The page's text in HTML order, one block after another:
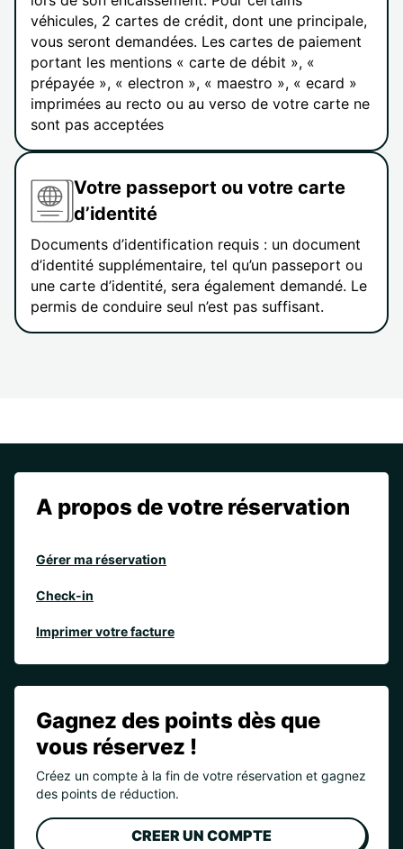
véhicules, 2 cartes de crédit, dont une principale,
vous seront demandées. Les cartes de paiement
portant les mentions « carte de débit », «
prépayée », « electron », « maestro », « ecard »
imprimées au recto ou au verso de votre carte ne
sont pas acceptées
Votre passeport ou votre carte
d’identité
Documents d’identification requis : un document
d’identité supplémentaire, tel qu’un passeport ou
une carte d’identité, sera également demandé. Le
permis de conduire seul n’est pas suffisant.
A propos de votre réservation
Gérer ma réservation
Check-in
Imprimer votre facture
Gagnez des points dès que
vous réservez !
Créez un compte à la fin de votre réservation et gagnez
des points de réduction.
CREER UN COMPTE